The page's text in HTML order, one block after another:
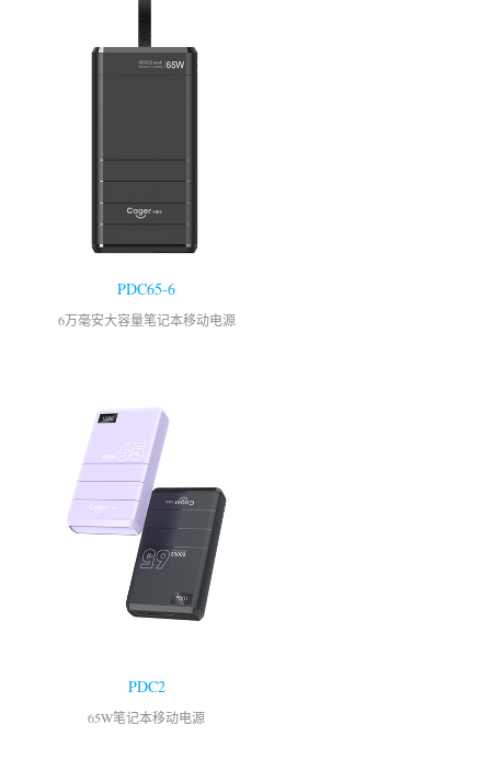
PDC65-6
6万毫安大容量笔记本移动电源
PDC2
65W笔记本移动电源